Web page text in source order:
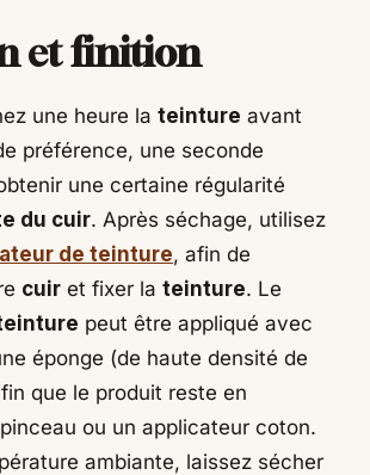
et finition
une heure la teinture avant
préférence, une seconde
une certaine régularité
du cuir. Après séchage, utilisez
de teinture, afin de
cuir et fixer la teinture. Le
peut être appliqué avec
éponge (de haute densité de
que le produit reste en
ou un applicateur coton.
ambiante, laissez sécher